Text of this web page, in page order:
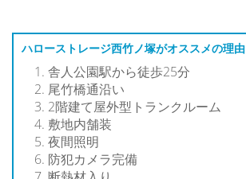
ハローストレージ西竹ノ塚がオススメの理由
舎人公園駅から徒歩25分
尾竹橋通沿い
2階建て屋外型トランクルーム
敷地内舗装
夜間照明
防犯カメラ完備